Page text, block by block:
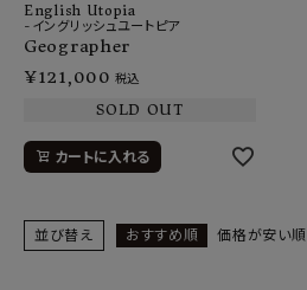
English Utopia
-イングリッシュユートピア
Geographer
¥121,000 税込
SOLD OUT
カートに入れる
並び替え おすすめ順 価格が安い順